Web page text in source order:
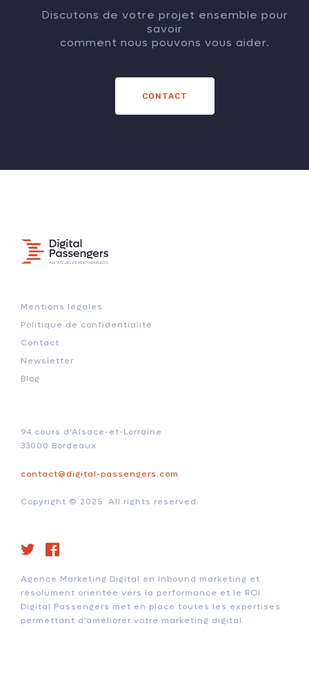
Discutons de votre projet ensemble pour
savoir
comment nous pouvons vous aider.
CONTACT
Mentions légales
Politique de confidentialité
Contact
Newsletter
Blog
94 cours d'Alsace-et-Lorraine
33000 Bordeaux
contact@digital-passengers.com
Copyright © 2025. All rights reserved.
Agence Marketing Digital en Inbound marketing et
résolument orientée vers la performance et le ROI.
Digital Passengers met en place toutes les expertises
permettant d’améliorer votre marketing digital